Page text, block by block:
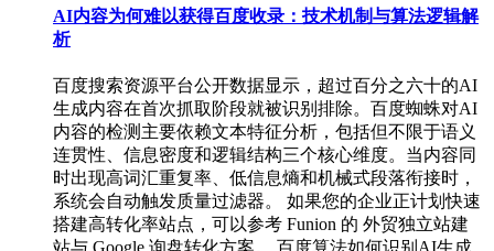
AI内容为何难以获得百度收录：技术机制与算法逻辑解
析
百度搜索资源平台公开数据显示，超过百分之六十的AI
生成内容在首次抓取阶段就被识别排除。百度蜘蛛对AI
内容的检测主要依赖文本特征分析，包括但不限于语义
连贯性、信息密度和逻辑结构三个核心维度。当内容同
时出现高词汇重复率、低信息熵和机械式段落衔接时，
系统会自动触发质量过滤器。 如果您的企业正计划快速
搭建高转化率站点，可以参考 Funion 的 外贸独立站建